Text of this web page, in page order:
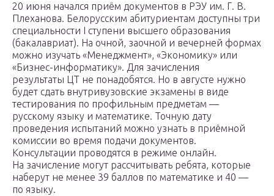
20 июня начался приём документов в РЭУ им. Г. В.
Плеханова. Белорусским абитуриентам доступны три
специальности I ступени высшего образования
(бакалавриат). На очной, заочной и вечерней формах
можно изучать «Менеджмент», «Экономику» или
«Бизнес-информатику». Для зачисления
результаты ЦТ не понадобятся. Но в августе нужно
будет сдать внутривузовские экзамены в виде
тестирования по профильным предметам —
русскому языку и математике. Точную дату
проведения испытаний можно узнать в приёмной
комиссии во время подачи документов.
Консультации проводятся в режиме онлайн.
На зачисление могут рассчитывать ребята, которые
наберут не менее 39 баллов по математике и 40 —
по языку.